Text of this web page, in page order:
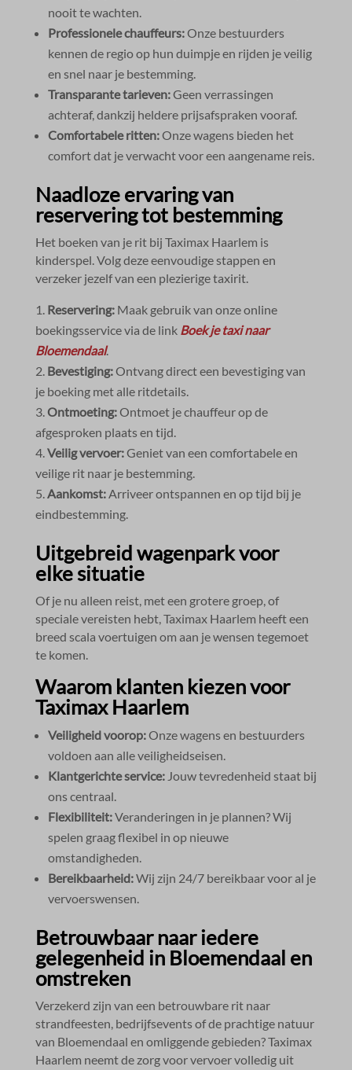
nooit te wachten.​
Professionele chauffeurs:Onze bestuurders
kennen de regio op hun duimpje en rijden je veilig
en snel naar je bestemming.​
Transparante tarieven:Geen verrassingen
achteraf, dankzij heldere prijsafspraken vooraf.​
Comfortabele ritten:Onze wagens bieden het
comfort dat je verwacht voor een aangename reis.​
Naadloze ervaring van
reservering tot bestemming
Het boeken van je rit bij Taximax Haarlem is
kinderspel.​ Volg deze eenvoudige stappen en
verzeker jezelf van een plezierige taxirit.​
Reservering:Maak gebruik van onze online
boekingsservice via de link Boek je taxi naar
Bloemendaal.​
Bevestiging:Ontvang direct een bevestiging van
je boeking met alle ritdetails.​
Ontmoeting:Ontmoet je chauffeur op de
afgesproken plaats en tijd.​
Veilig vervoer:Geniet van een comfortabele en
veilige rit naar je bestemming.​
Aankomst:Arriveer ontspannen en op tijd bij je
eindbestemming.​
Uitgebreid wagenpark voor
elke situatie
Of je nu alleen reist, met een grotere groep, of
speciale vereisten hebt, Taximax Haarlem heeft een
breed scala voertuigen om aan je wensen tegemoet
te komen.​
Waarom klanten kiezen voor
Taximax Haarlem
Veiligheid voorop:Onze wagens en bestuurders
voldoen aan alle veiligheidseisen.​
Klantgerichte service:Jouw tevredenheid staat bij
ons centraal.​
Flexibiliteit:Veranderingen in je plannen? Wij
spelen graag flexibel in op nieuwe
omstandigheden.​
Bereikbaarheid:Wij zijn 24/7 bereikbaar voor al je
vervoerswensen.​
Betrouwbaar naar iedere
gelegenheid in Bloemendaal en
omstreken
Verzekerd zijn van een betrouwbare rit naar
strandfeesten, bedrijfsevents of de prachtige natuur
van Bloemendaal en omliggende gebieden? Taximax
Haarlem neemt de zorg voor vervoer volledig uit